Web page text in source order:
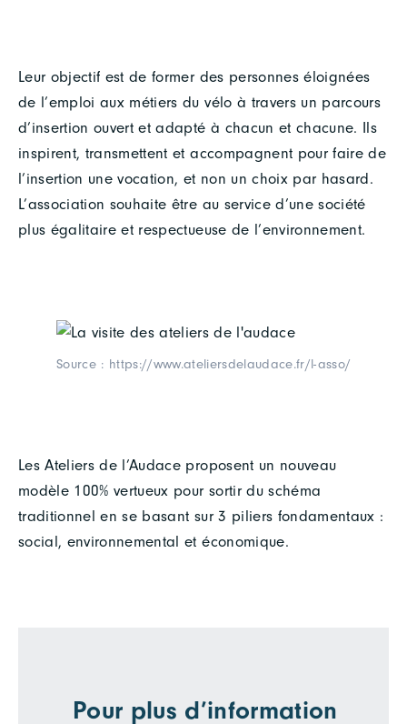
Leur objectif est de former des personnes éloignées
de l’emploi aux métiers du vélo à travers un parcours
d’insertion ouvert et adapté à chacun et chacune. Ils
inspirent, transmettent et accompagnent pour faire de
l’insertion une vocation, et non un choix par hasard.
L’association souhaite être au service d’une société
plus égalitaire et respectueuse de l’environnement.
Source : https://www.ateliersdelaudace.fr/l-asso/
Les Ateliers de l’Audace proposent un nouveau
modèle 100% vertueux pour sortir du schéma
traditionnel en se basant sur 3 piliers fondamentaux :
social, environnemental et économique.
Pour plus d’information